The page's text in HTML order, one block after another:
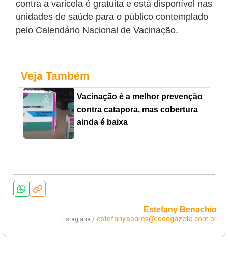
contra a varicela é gratuita e está disponível nas
unidades de saúde para o público contemplado
pelo Calendário Nacional de Vacinação.
Veja Também
Vacinação é a melhor prevenção
contra catapora, mas cobertura
ainda é baixa
Estefany Benachio
Estagiária / estefany.soares@redegazeta.com.br